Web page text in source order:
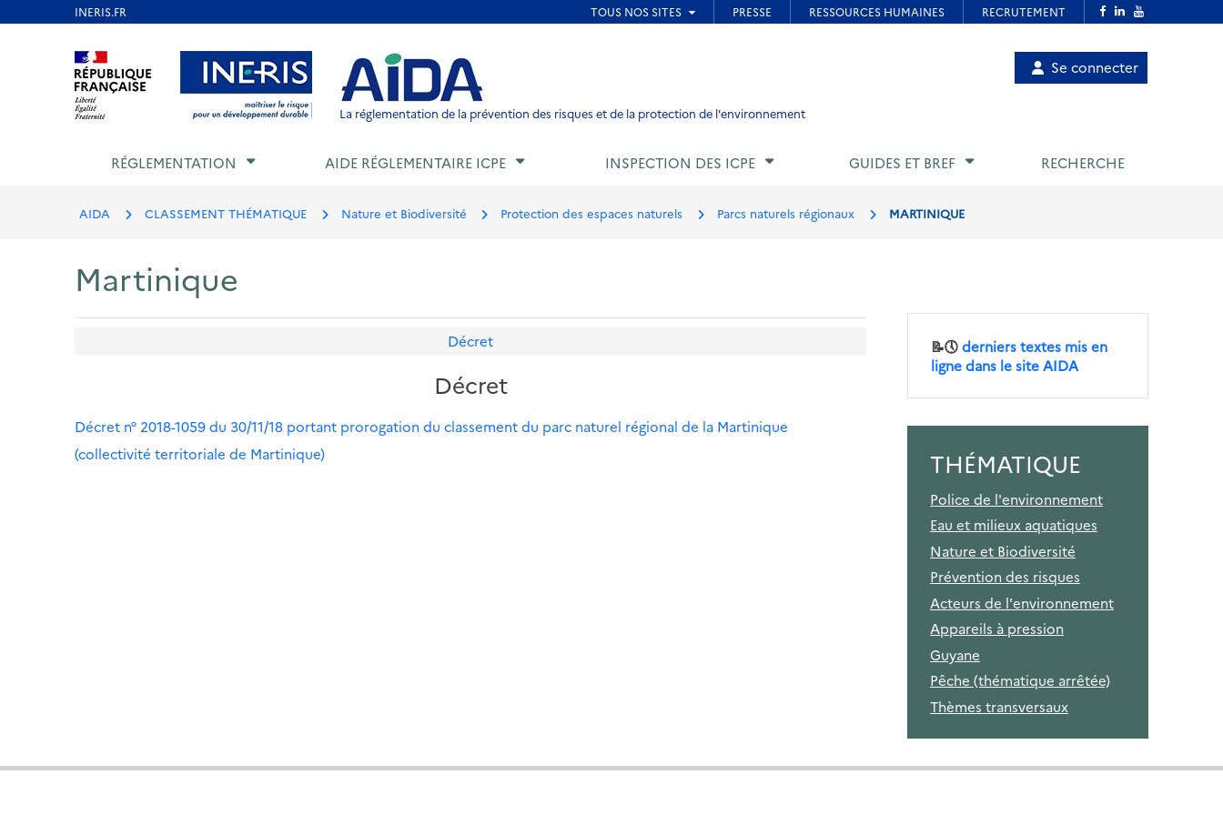
Aller au contenu Aller au menu Aller au pied de page
La réglementation de la prévention des risques et de la protection de l'environnement
Menu
utilisateur
Se connecter
RÉGLEMENTATION AIDE RÉGLEMENTAIRE ICPE INSPECTION DES ICPE GUIDES ET BREF RECHERCHE
AIDA CLASSEMENT THÉMATIQUE Nature et Biodiversité Protection des espaces naturels Parcs naturels régionaux MARTINIQUE
Martinique
Décret
Décret
Décret n° 2018-1059 du 30/11/18 portant prorogation du classement du parc naturel régional de la Martinique
(collectivité territoriale de Martinique)
📝🕔derniers textes mis en
ligne dans le site AIDA
THÉMATIQUE
Police de l'environnement
Eau et milieux aquatiques
Nature et Biodiversité
Prévention des risques
Acteurs de l'environnement
Appareils à pression
Guyane
Pêche (thématique arrêtée)
Thèmes transversaux